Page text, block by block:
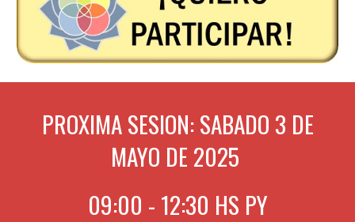
PROXIMA SESION: SABADO 3 DE
MAYO DE 2025
09:00 - 12:30 HS PY